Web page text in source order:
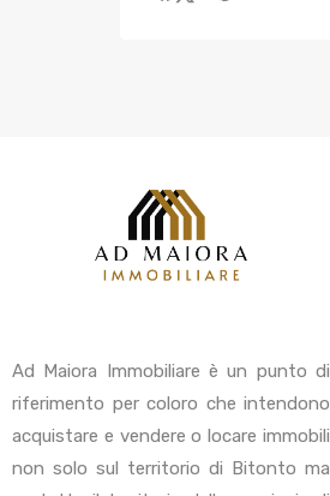
Ad Maiora Immobiliare è un punto di
riferimento per coloro che intendono
acquistare e vendere o locare immobili
non solo sul territorio di Bitonto ma